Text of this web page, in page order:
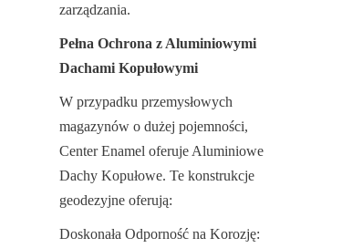
zarządzania.
Pełna Ochrona z Aluminiowymi
Dachami Kopułowymi
W przypadku przemysłowych
magazynów o dużej pojemności,
Center Enamel oferuje Aluminiowe
Dachy Kopułowe. Te konstrukcje
geodezyjne oferują:
Doskonała Odporność na Korozję: